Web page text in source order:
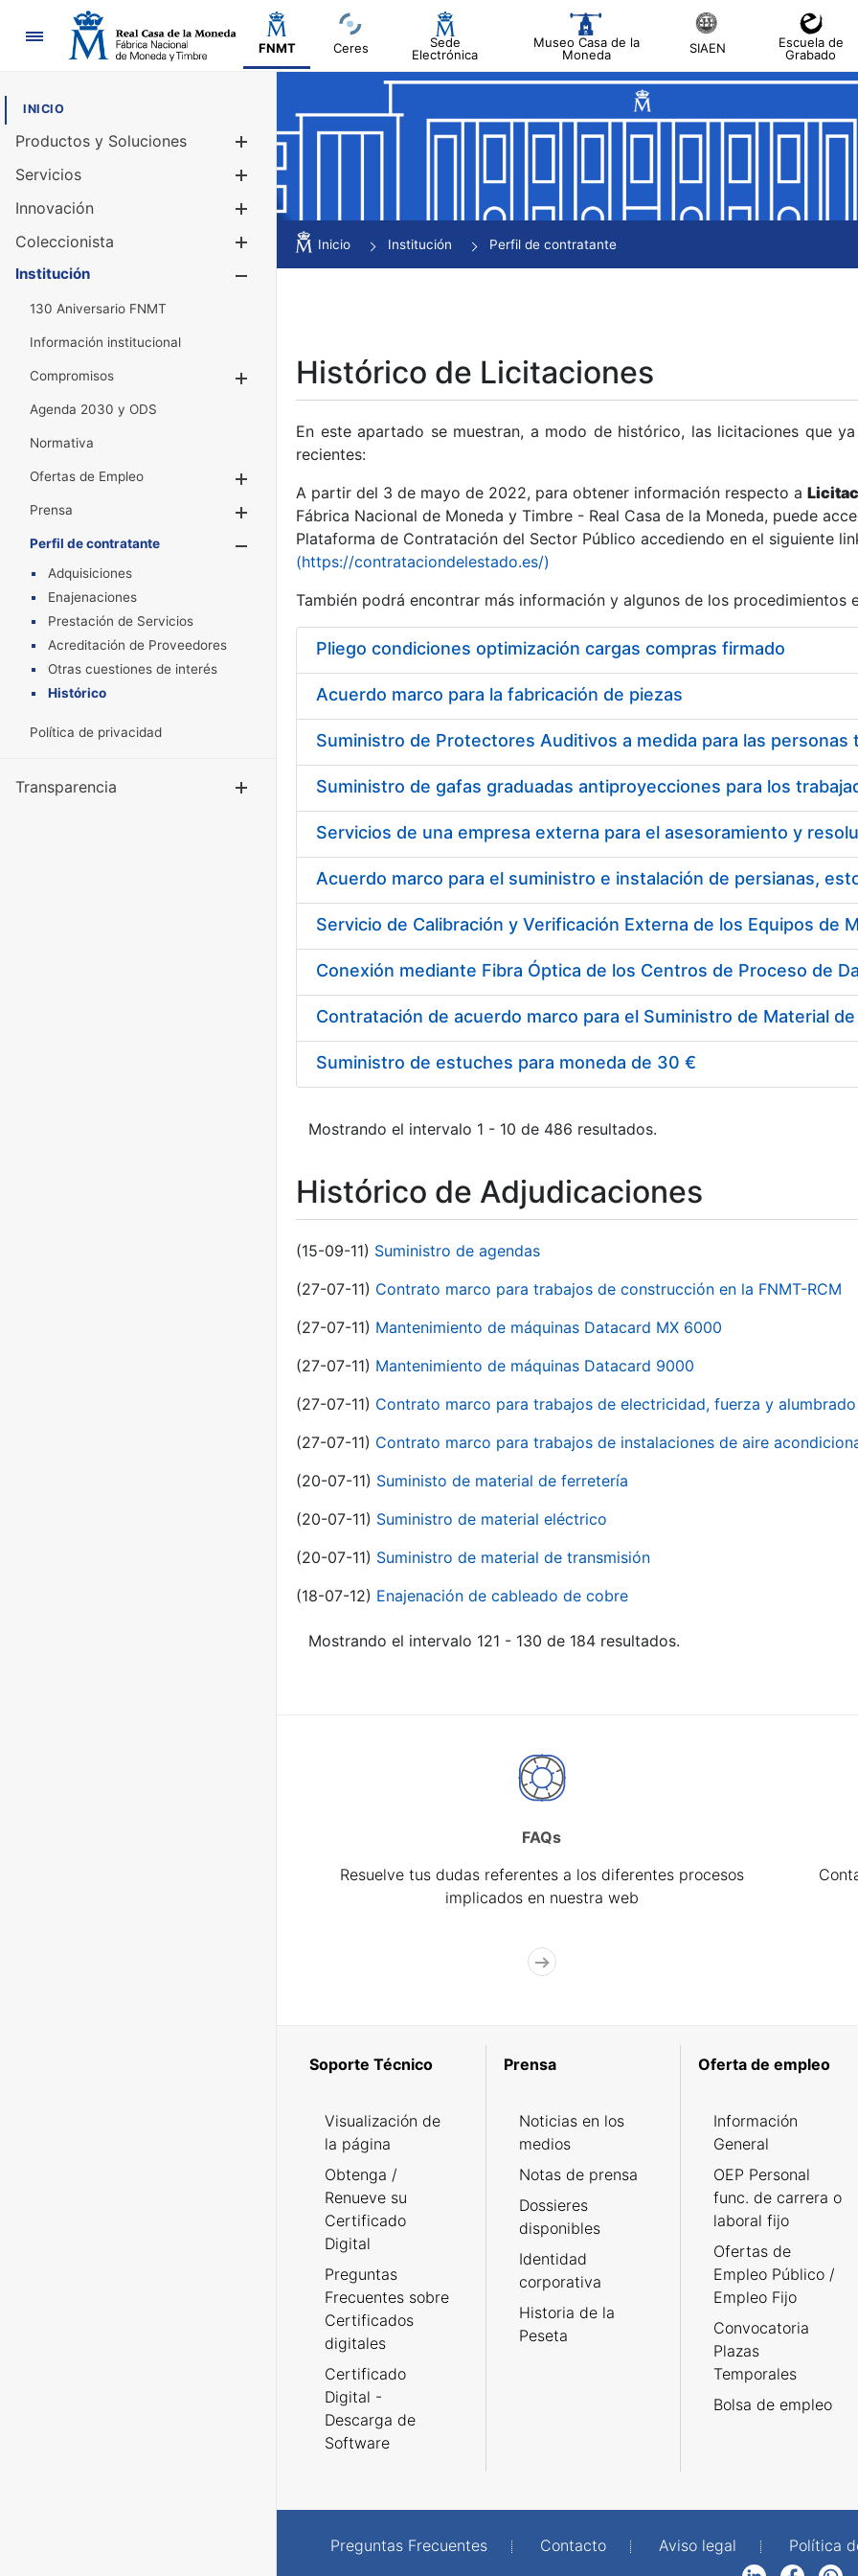
Navegación
FNMT Ceres
Sede
Electrónica
Museo Casa de la
Moneda
SIAEN
Escuela de
Grabado
INICIO
Productos y Soluciones
Mostrar/Ocultar
Servicios
Innovación
Coleccionista
Mostrar/Ocultar
Institución
130 Aniversario FNMT
Información institucional
Compromisos
Mostrar/Ocultar
Agenda 2030 y ODS
Normativa
Ofertas de Empleo
Prensa
Mostrar/Ocultar
Perfil de contratante
Mostrar/Ocultar
Adquisiciones
Enajenaciones
Prestación de Servicios
Acreditación de Proveedores
Otras cuestiones de interés
Histórico
Política de privacidad
Transparencia Mostrar/Ocultar
Inicio Institución Perfil de contratante
Histórico de Licitaciones
En este apartado se muestran, a modo de histórico, las licitaciones que
recientes:
A partir del 3 de mayo de 2022, para obtener información respecto a
Fábrica Nacional de Moneda y Timbre - Real Casa de la Moneda, puede
Plataforma de Contratación del Sector Público accediendo en el siguiente
(https://contrataciondelestado.es/)
También podrá encontrar más información y algunos de los procedimientos
Pliego condiciones optimización cargas compras firmado
Acuerdo marco para la fabricación de piezas
Acuerdo marco para el suministro e instalación de persianas,
Suministro de estuches para moneda de 30 €
Mostrando el intervalo 1 - 10 de 486 resultados.
Histórico de Adjudicaciones
(15-09-11) Suministro de agendas
(27-07-11) Contrato marco para trabajos de construcción en la FNMT-RCM
(27-07-11) Mantenimiento de máquinas Datacard MX 6000
(27-07-11) Mantenimiento de máquinas Datacard 9000
(27-07-11) Contrato marco para trabajos de electricidad, fuerza y alumbrado
(27-07-11) Contrato marco para trabajos de instalaciones de aire
(20-07-11) Suministo de material de ferretería
(20-07-11) Suministro de material eléctrico
(20-07-11) Suministro de material de transmisión
(18-07-12) Enajenación de cableado de cobre
Mostrando el intervalo 121 - 130 de 184 resultados.
FAQs
Resuelve tus dudas referentes a los diferentes procesos
implicados en nuestra web
Soporte Técnico
Visualización de
la página
Obtenga /
Renueve su
Certificado
Digital
Preguntas
Frecuentes sobre
Certificados
digitales
Certificado
Digital -
Descarga de
Software
Prensa
Noticias en los
medios
Notas de prensa
Dossieres
disponibles
Identidad
corporativa
Historia de la
Peseta
Oferta de empleo
Información
General
OEP Personal
func. de carrera o
laboral fijo
Ofertas de
Empleo Público /
Empleo Fijo
Convocatoria
Plazas
Temporales
Bolsa de empleo
Preguntas Frecuentes Contacto Aviso legal Política